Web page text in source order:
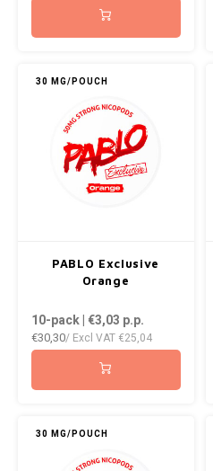
30 MG/POUCH
PABLO Exclusive
Orange
10-pack | €3,03 p.p.
€30,30/ Excl VAT €25,04
30 MG/POUCH